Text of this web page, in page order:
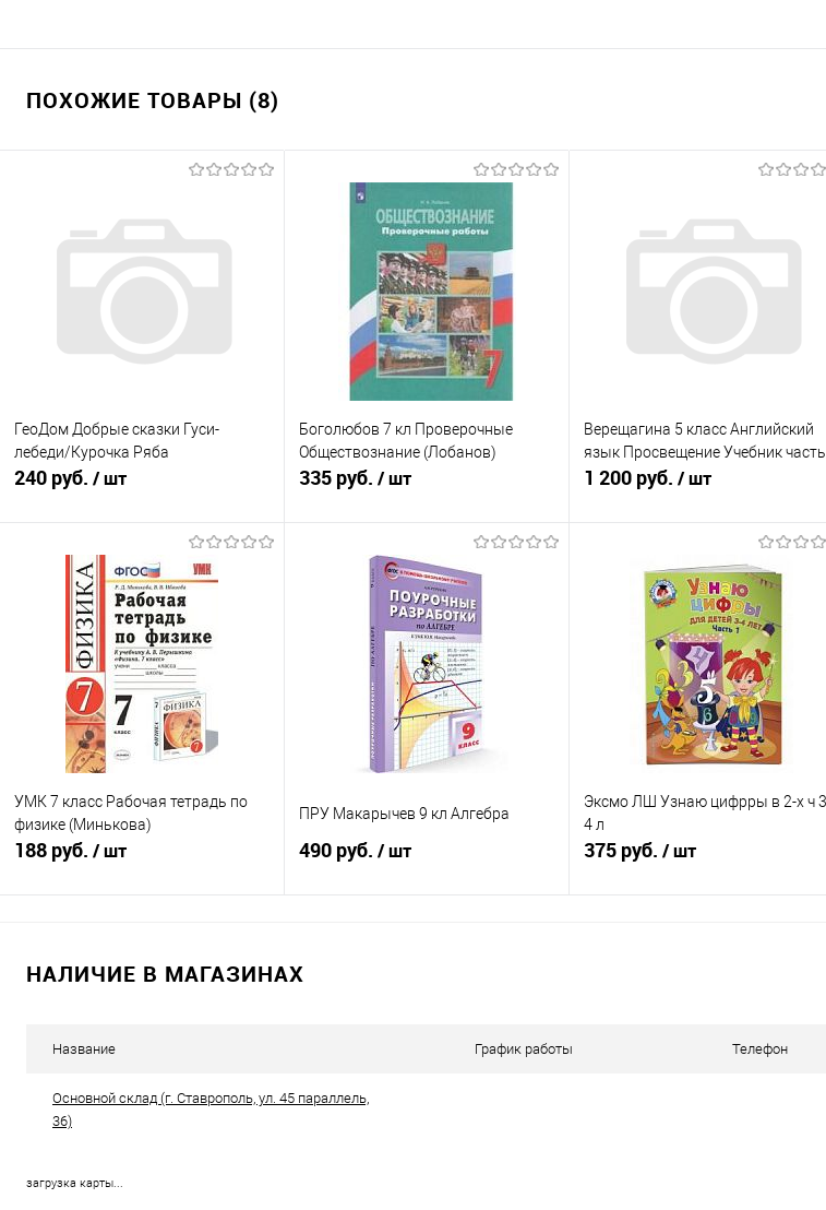
ПОХОЖИЕ ТОВАРЫ (8)
ГеоДом Добрые сказки Гуси-
лебеди/Курочка Ряба
240 руб. / шт
В корзину
Купить в 1 клик
К сравнению
В избранное
В наличии
Боголюбов 7 кл Проверочные
Обществознание (Лобанов)
335 руб. / шт
В корзину
Купить в 1 клик
К сравнению
В избранное
В наличии
Верещагина 5 класс Английский
язык Просвещение Учебник
1 200 руб. / шт
Купить в 1 клик
К сравнению
В избранное
Недоступно
УМК 7 класс Рабочая тетрадь по
физике (Минькова)
188 руб. / шт
Купить в 1 клик
К сравнению
ПРУ Макарычев 9 кл Алгебра
490 руб. / шт
Эксмо ЛШ Узнаю цифрры в 2-х ч
4 л
375 руб. / шт
НАЛИЧИЕ В МАГАЗИНАХ
Название График работы Телефон
Основной склад (г. Ставрополь, ул. 45 параллель,
36)
загрузка карты...